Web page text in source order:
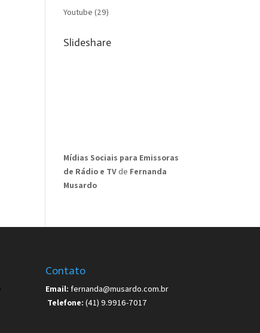
Youtube (29)
Slideshare
Mídias Sociais para Emissoras
de Rádio e TVde Fernanda
Musardo
Contato
Email:fernanda@musardo.com.br
Telefone: (41) 9.9916-7017